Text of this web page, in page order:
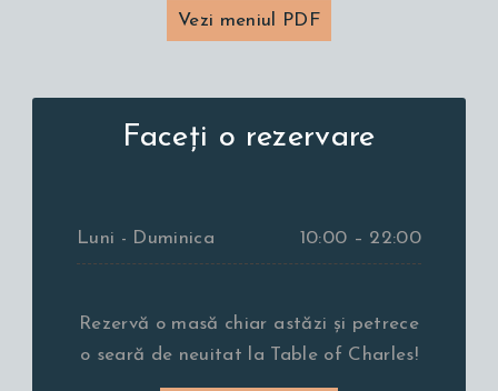
Vezi meniul PDF
Faceți o rezervare
Luni - Duminica 10:00 – 22:00
Rezervă o masă chiar astăzi și petrece
o seară de neuitat la Table of Charles!